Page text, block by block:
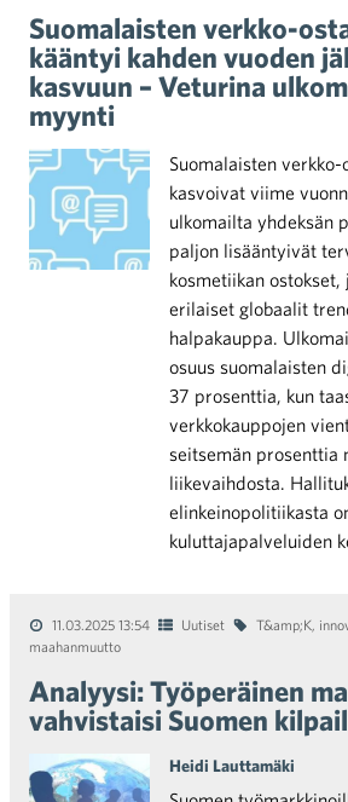
Suomalaisten verkko-
kääntyi kahden vuoden
kasvuun – Veturina
myynti
Suomalaisten
kasvoivat viime
ulkomailta yhdeksän
paljon lisääntyivät
kosmetiikan
erilaiset globaalit
halpakauppa.
osuus suomalaisten
37 prosenttia, kun
verkkokauppojen
seitsemän prosenttia
liikevaihdosta.
elinkeinopolitiikasta
kuluttajapalveluiden
11.03.2025 13:54 Uutiset T&amp;K,
maahanmuutto
Analyysi: Työperäinen
vahvistaisi Suomen
Heidi Lauttamäki